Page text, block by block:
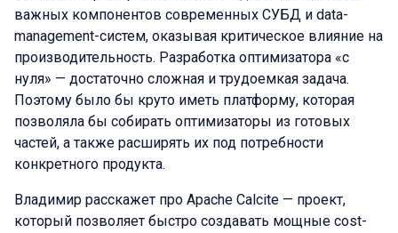
важных компонентов современных СУБД и data-
management-систем, оказывая критическое влияние на
производительность. Разработка оптимизатора «с
нуля» — достаточно сложная и трудоемкая задача.
Поэтому было бы круто иметь платформу, которая
позволяла бы собирать оптимизаторы из готовых
частей, а также расширять их под потребности
конкретного продукта.
Владимир расскажет про Apache Calcite — проект,
который позволяет быстро создавать мощные cost-